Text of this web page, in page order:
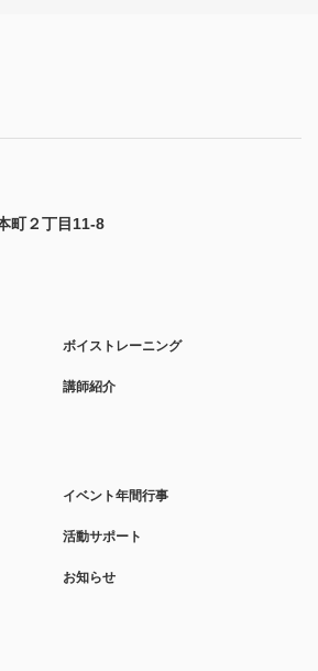
町２丁目11-8
ボイストレーニング
講師紹介
イベント年間行事
活動サポート
お知らせ